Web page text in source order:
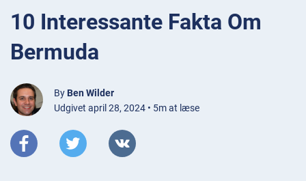
10 Interessante Fakta Om
Bermuda
By Ben Wilder
Udgivet april 28, 2024 • 5m at læse